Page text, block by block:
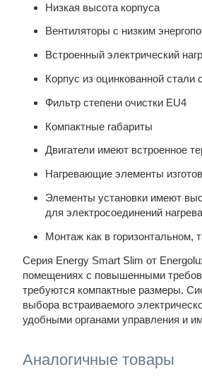
Низкая высота корпуса
Вентиляторы с низким
Встроенный электрический
Корпус из оцинкованной
Фильтр степени очистки EU4
Компактные габариты
Двигатели имеют встроенное
Нагревающие элементы
Элементы установки имеют
для электросоединений
Монтаж как в горизонтальном,
Серия Energy Smart Slim от
помещениях с повышенными
требуются компактные размеры.
выбора встраиваемого
удобными органами управления и
Аналогичные товары